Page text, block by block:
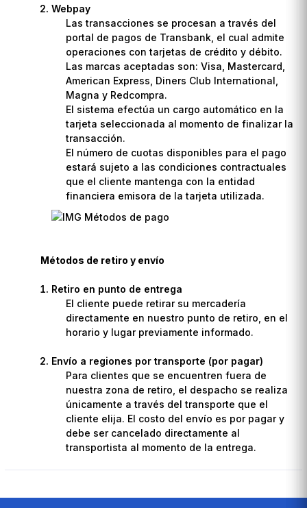
Webpay
Las transacciones se procesan a través del
portal de pagos de Transbank, el cual admite
operaciones con tarjetas de crédito y débito.
Las marcas aceptadas son: Visa, Mastercard,
American Express, Diners Club International,
Magna y Redcompra.
El sistema efectúa un cargo automático en la
tarjeta seleccionada al momento de finalizar la
transacción.
El número de cuotas disponibles para el pago
estará sujeto a las condiciones contractuales
que el cliente mantenga con la entidad
financiera emisora de la tarjeta utilizada.
Métodos de retiro y envío
Retiro en punto de entrega
El cliente puede retirar su mercadería
directamente en nuestro punto de retiro, en el
horario y lugar previamente informado.
Envío a regiones por transporte (por pagar)
Para clientes que se encuentren fuera de
nuestra zona de retiro, el despacho se realiza
únicamente a través del transporte que el
cliente elija. El costo del envío es por pagar y
debe ser cancelado directamente al
transportista al momento de la entrega.